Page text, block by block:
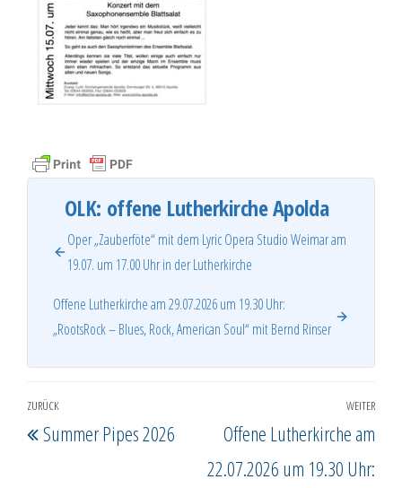
OLK: offene Lutherkirche Apolda
Oper „Zauberföte“ mit dem Lyric Opera Studio Weimar am
19.07. um 17.00 Uhr in der Lutherkirche
Offene Lutherkirche am 29.07.2026 um 19.30 Uhr:
„RootsRock – Blues, Rock, American Soul“ mit Bernd Rinser
Beitragsnavigation
Vorheriger
Beitrag
ZURÜCK
Summer Pipes 2026
WEITER
Offene Lutherkirche am
22.07.2026 um 19.30 Uhr: